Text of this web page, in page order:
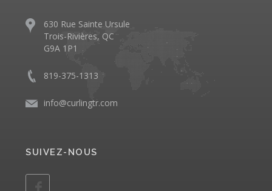
630 Rue Sainte Ursule
Trois-Rivières, QC
G9A 1P1
819-375-1313
info@curlingtr.com
SUIVEZ-NOUS